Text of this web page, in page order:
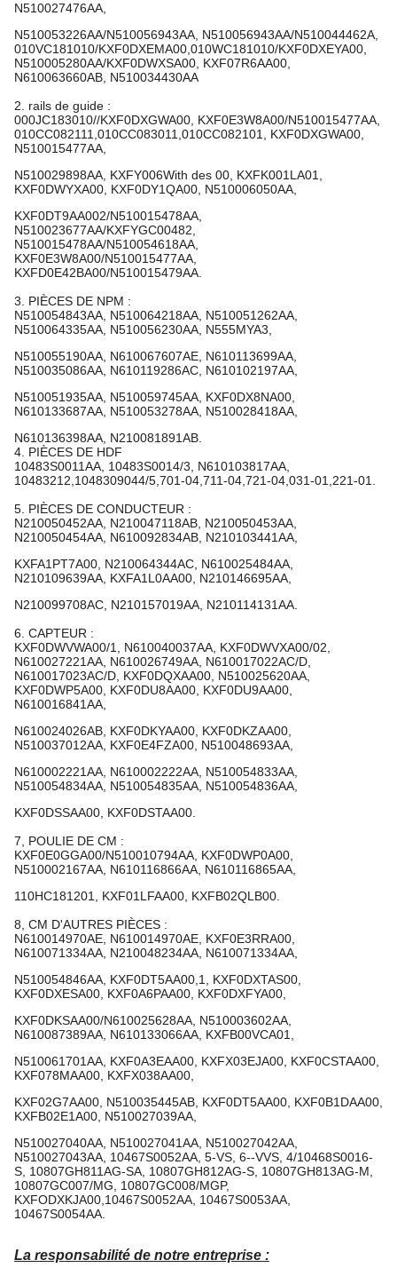
N510027476AA,
N510053226AA/N510056943AA, N510056943AA/N510044462A,
010VC181010/KXF0DXEMA00,010WC181010/KXF0DXEYA00,
N510005280AA/KXF0DWXSA00, KXF07R6AA00,
N610063660AB, N510034430AA
2. rails de guide :
000JC183010//KXF0DXGWA00, KXF0E3W8A00/N510015477AA,
010CC082111,010CC083011,010CC082101, KXF0DXGWA00,
N510015477AA,
N510029898AA, KXFY006With des 00, KXFK001LA01,
KXF0DWYXA00, KXF0DY1QA00, N510006050AA,
KXF0DT9AA002/N510015478AA,
N510023677AA/KXFYGC00482,
N510015478AA/N510054618AA,
KXF0E3W8A00/N510015477AA,
KXFD0E42BA00/N510015479AA.
3. PIÈCES DE NPM :
N510054843AA, N510064218AA, N510051262AA,
N510064335AA, N510056230AA, N555MYA3,
N510055190AA, N610067607AE, N610113699AA,
N510035086AA, N610119286AC, N610102197AA,
N510051935AA, N510059745AA, KXF0DX8NA00,
N610133687AA, N510053278AA, N510028418AA,
N610136398AA, N210081891AB.
4. PIÈCES DE HDF
10483S0011AA, 10483S0014/3, N610103817AA,
10483212,1048309044/5,701-04,711-04,721-04,031-01,221-01.
5. PIÈCES DE CONDUCTEUR :
N210050452AA, N210047118AB, N210050453AA,
N210050454AA, N610092834AB, N210103441AA,
KXFA1PT7A00, N210064344AC, N610025484AA,
N210109639AA, KXFA1L0AA00, N210146695AA,
N210099708AC, N210157019AA, N210114131AA.
6. CAPTEUR :
KXF0DWVWA00/1, N610040037AA, KXF0DWVXA00/02,
N610027221AA, N610026749AA, N610017022AC/D,
N610017023AC/D, KXF0DQXAA00, N510025620AA,
KXF0DWP5A00, KXF0DU8AA00, KXF0DU9AA00,
N610016841AA,
N610024026AB, KXF0DKYAA00, KXF0DKZAA00,
N510037012AA, KXF0E4FZA00, N510048693AA,
N610002221AA, N610002222AA, N510054833AA,
N510054834AA, N510054835AA, N510054836AA,
KXF0DSSAA00, KXF0DSTAA00.
7, POULIE DE CM :
KXF0E0GGA00/N510010794AA, KXF0DWP0A00,
N510002167AA, N610116866AA, N610116865AA,
110HC181201, KXF01LFAA00, KXFB02QLB00.
8, CM D'AUTRES PIÈCES :
N610014970AE, N610014970AE, KXF0E3RRA00,
N610071334AA, N210048234AA, N610071334AA,
N510054846AA, KXF0DT5AA00,1, KXF0DXTAS00,
KXF0DXESA00, KXF0A6PAA00, KXF0DXFYA00,
KXF0DKSAA00/N610025628AA, N510003602AA,
N610087389AA, N610133066AA, KXFB00VCA01,
N510061701AA, KXF0A3EAA00, KXFX03EJA00, KXF0CSTAA00,
KXF078MAA00, KXFX038AA00,
KXF02G7AA00, N510035445AB, KXF0DT5AA00, KXF0B1DAA00,
KXFB02E1A00, N510027039AA,
N510027040AA, N510027041AA, N510027042AA,
N510027043AA, 10467S0052AA, 5-VS, 6--VVS, 4/10468S0016-
S, 10807GH811AG-SA, 10807GH812AG-S, 10807GH813AG-M,
10807GC007/MG, 10807GC008/MGP,
KXFODXKJA00,10467S0052AA, 10467S0053AA,
10467S0054AA.
La responsabilité de notre entreprise :